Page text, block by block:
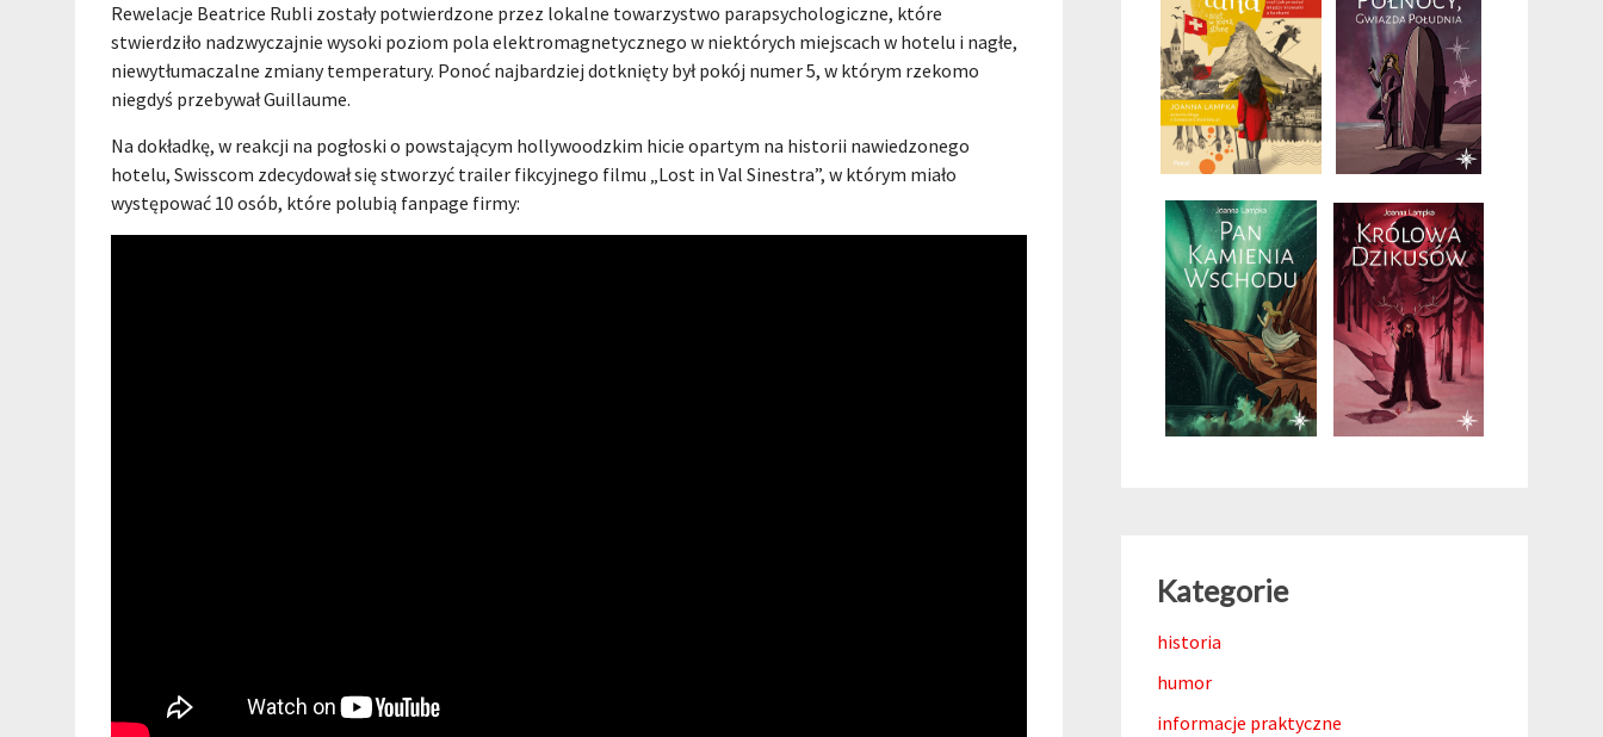
Rewelacje Beatrice Rubli zostały potwierdzone przez lokalne towarzystwo parapsychologiczne, które
stwierdziło nadzwyczajnie wysoki poziom pola elektromagnetycznego w niektórych miejscach w hotelu i nagłe,
niewytłumaczalne zmiany temperatury. Ponoć najbardziej dotknięty był pokój numer 5, w którym rzekomo
niegdyś przebywał Guillaume.
Na dokładkę, w reakcji na pogłoski o powstającym hollywoodzkim hicie opartym na historii nawiedzonego
hotelu, Swisscom zdecydował się stworzyć trailer fikcyjnego filmu „Lost in Val Sinestra”, w którym miało
występować 10 osób, które polubią fanpage firmy:
Kategorie
historia
humor
informacje praktyczne